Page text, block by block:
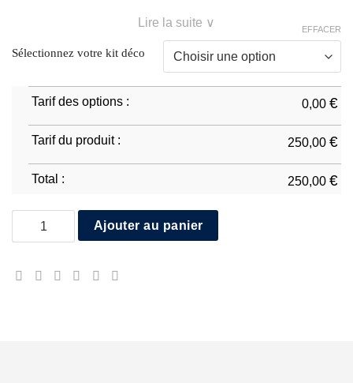
Lire la suite ∨
Sélectionnez votre kit déco
EFFACER
Tarif des options : 0,00 €
Tarif du produit : 250,00 €
Total : 250,00 €
quantité de Kramer EVO2 690
Ajouter au panier